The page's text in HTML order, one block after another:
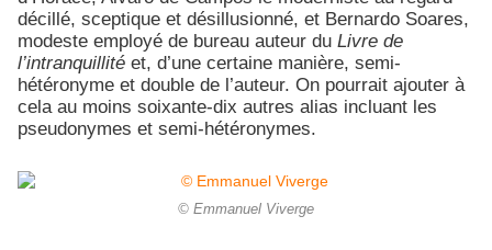
décillé, sceptique et désillusionné, et Bernardo Soares,
modeste employé de bureau auteur du Livre de
l’intranquillité et, d’une certaine manière, semi-
hétéronyme et double de l’auteur. On pourrait ajouter à
cela au moins soixante-dix autres alias incluant les
pseudonymes et semi-hétéronymes.
© Emmanuel Viverge